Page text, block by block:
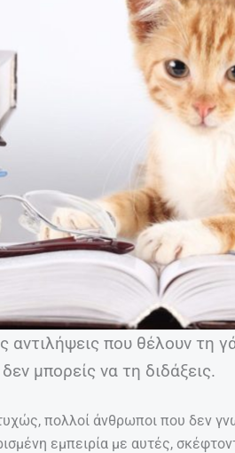
αντιλήψεις που θέλουν τη
μπορείς να τη διδάξεις.
πολλοί άνθρωποι που δεν
εμπειρία με αυτές,